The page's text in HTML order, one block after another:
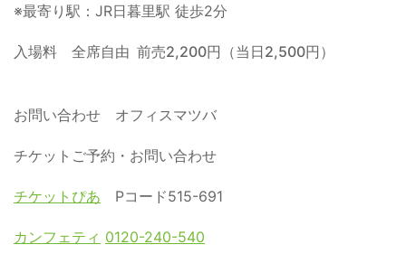
※最寄り駅：JR日暮里駅 徒歩2分
入場料 全席自由 前売2,200円（当日2,500円）
お問い合わせ オフィスマツバ
チケットご予約・お問い合わせ
チケットぴあ Pコード515-691
カンフェティ 0120-240-540